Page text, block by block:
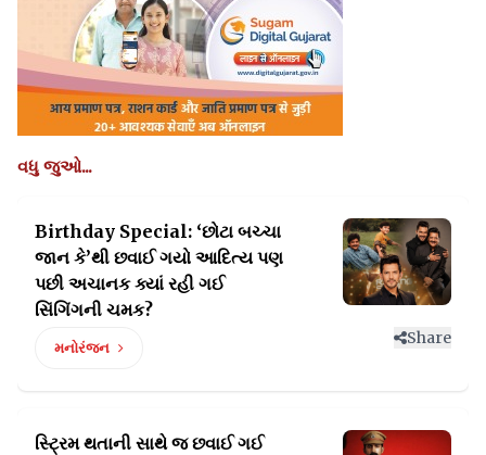
વધુ જુઓ...
Birthday Special: ‘છોટા બચ્ચા
જાન કે’થી છવાઈ ગયો આદિત્યપણ
પછી અચાનક ક્યાં રહી ગઈ
સિંગિંગની ચમક?
મનોરંજન
Share
સ્ટ્રિમ થતાની સાથે જ છવાઈ ગઈ